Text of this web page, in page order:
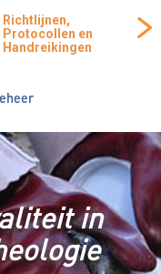
Richtlijnen,
Protocollen en
Handreikingen
in